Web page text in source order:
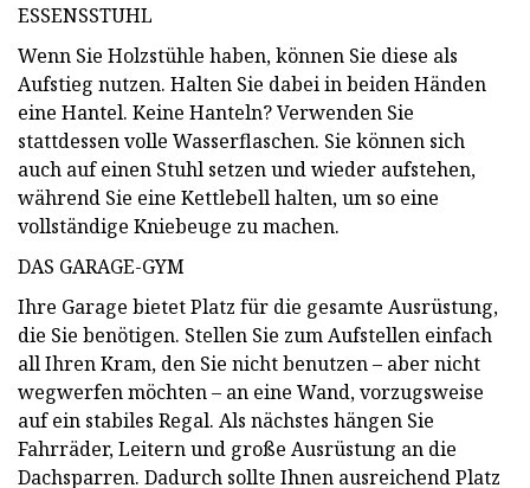
ESSENSSTUHL
Wenn Sie Holzstühle haben, können Sie diese als
Aufstieg nutzen. Halten Sie dabei in beiden Händen
eine Hantel. Keine Hanteln? Verwenden Sie
stattdessen volle Wasserflaschen. Sie können sich
auch auf einen Stuhl setzen und wieder aufstehen,
während Sie eine Kettlebell halten, um so eine
vollständige Kniebeuge zu machen.
DAS GARAGE-GYM
Ihre Garage bietet Platz für die gesamte Ausrüstung,
die Sie benötigen. Stellen Sie zum Aufstellen einfach
all Ihren Kram, den Sie nicht benutzen – aber nicht
wegwerfen möchten – an eine Wand, vorzugsweise
auf ein stabiles Regal. Als nächstes hängen Sie
Fahrräder, Leitern und große Ausrüstung an die
Dachsparren. Dadurch sollte Ihnen ausreichend Platz